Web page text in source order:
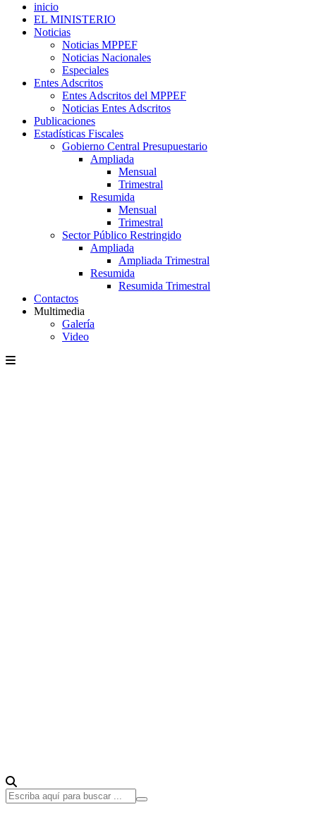
inicio
EL MINISTERIO
Noticias
Noticias MPPEF
Noticias Nacionales
Especiales
Entes Adscritos
Entes Adscritos del MPPEF
Noticias Entes Adscritos
Publicaciones
Estadísticas Fiscales
Gobierno Central Presupuestario
Ampliada
Mensual
Trimestral
Resumida
Mensual
Trimestral
Sector Público Restringido
Ampliada
Ampliada Trimestral
Resumida
Resumida Trimestral
Contactos
Multimedia
Galería
Video